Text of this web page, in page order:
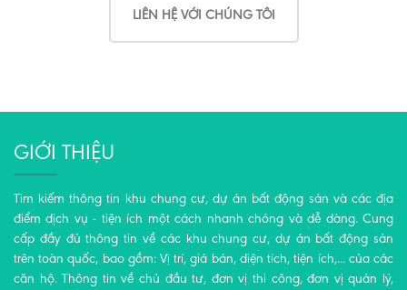
LIÊN HỆ VỚI CHÚNG TÔI
GIỚI THIỆU
Tìm kiếm thông tin khu chung cư, dự án bất động sản và các địa
điểm dịch vụ - tiện ích một cách nhanh chóng và dễ dàng. Cung
cấp đầy đủ thông tin về các khu chung cư, dự án bất động sản
trên toàn quốc, bao gồm: Vị trí, giá bán, diện tích, tiện ích,... của các
căn hộ. Thông tin về chủ đầu tư, đơn vị thi công, đơn vị quản lý,